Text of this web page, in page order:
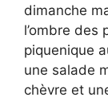
dimanche
l’ombre des
piquenique
une salade
chèvre et